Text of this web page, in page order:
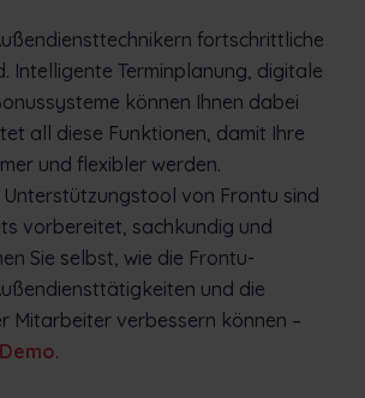
fortschrittliche
Intelligente Terminplanung, digitale
können Ihnen dabei
all diese Funktionen, damit Ihre
und flexibler werden.
von Frontu sind
vorbereitet, sachkundig und
Sie selbst, wie die Frontu-
und die
Mitarbeiter verbessern können –
.